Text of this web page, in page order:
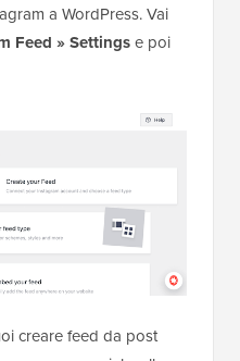
a WordPress. Vai
Feed » Settingse poi
creare feed da post